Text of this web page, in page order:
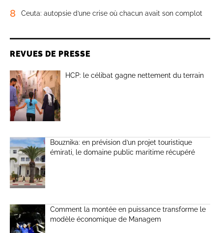
8 Ceuta: autopsie d’une crise où chacun avait son complot
REVUES DE PRESSE
HCP: le célibat gagne nettement du terrain
Bouznika: en prévision d’un projet touristique
émirati, le domaine public maritime récupéré
Comment la montée en puissance transforme le
modèle économique de Managem